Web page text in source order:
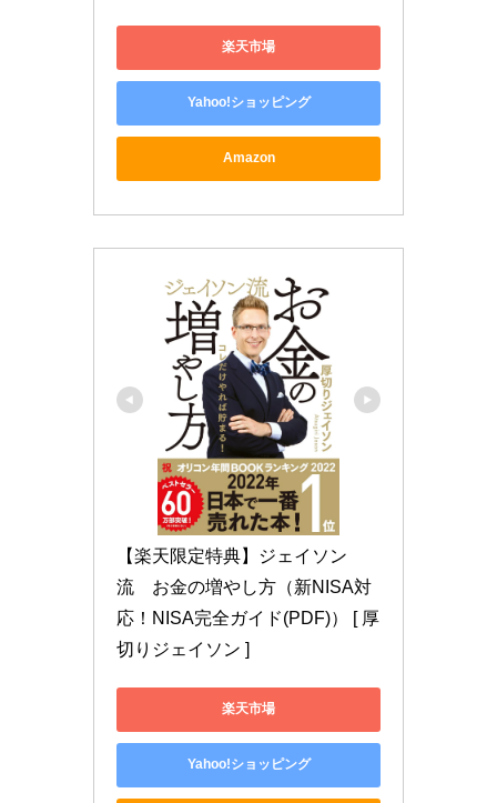
楽天市場
Yahoo!ショッピング
Amazon
【楽天限定特典】ジェイソン
流　お金の増やし方（新NISA対
応！NISA完全ガイド(PDF)） [ 厚
切りジェイソン ]
楽天市場
Yahoo!ショッピング